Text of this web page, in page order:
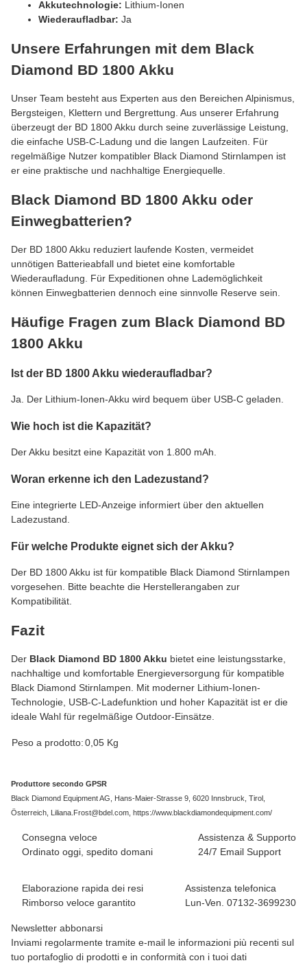
Akkutechnologie: Lithium-Ionen
Wiederaufladbar: Ja
Unsere Erfahrungen mit dem Black
Diamond BD 1800 Akku
Unser Team besteht aus Experten aus den Bereichen Alpinismus,
Bergsteigen, Klettern und Bergrettung. Aus unserer Erfahrung
überzeugt der BD 1800 Akku durch seine zuverlässige Leistung,
die einfache USB-C-Ladung und die langen Laufzeiten. Für
regelmäßige Nutzer kompatibler Black Diamond Stirnlampen ist
er eine praktische und nachhaltige Energiequelle.
Black Diamond BD 1800 Akku oder
Einwegbatterien?
Der BD 1800 Akku reduziert laufende Kosten, vermeidet
unnötigen Batterieabfall und bietet eine komfortable
Wiederaufladung. Für Expeditionen ohne Lademöglichkeit
können Einwegbatterien dennoch eine sinnvolle Reserve sein.
Häufige Fragen zum Black Diamond BD
1800 Akku
Ist der BD 1800 Akku wiederaufladbar?
Ja. Der Lithium-Ionen-Akku wird bequem über USB-C geladen.
Wie hoch ist die Kapazität?
Der Akku besitzt eine Kapazität von 1.800 mAh.
Woran erkenne ich den Ladezustand?
Eine integrierte LED-Anzeige informiert über den aktuellen
Ladezustand.
Für welche Produkte eignet sich der Akku?
Der BD 1800 Akku ist für kompatible Black Diamond Stirnlampen
vorgesehen. Bitte beachte die Herstellerangaben zur
Kompatibilität.
Fazit
Der Black Diamond BD 1800 Akku bietet eine leistungsstarke,
nachhaltige und komfortable Energieversorgung für kompatible
Black Diamond Stirnlampen. Mit moderner Lithium-Ionen-
Technologie, USB-C-Ladefunktion und hoher Kapazität ist er die
ideale Wahl für regelmäßige Outdoor-Einsätze.
#productDetails.itemInformation#
#productDetails.itemValue#
Peso a prodotto:0,05 Kg
Produttore secondo GPSR
Black Diamond Equipment AG, Hans-Maier-Strasse 9, 6020 Innsbruck, Tirol,
Österreich, Liliana.Frost@bdel.com, https://www.blackdiamondequipment.com/
Consegna veloce
Ordinato oggi, spedito domani
Assistenza & Supporto
24/7 Email Support
Elaborazione rapida dei resi
Rimborso veloce garantito
Assistenza telefonica
Lun-Ven. 07132-3699230
Newsletter abbonarsi
Inviami regolarmente tramite e-mail le informazioni più recenti sul
tuo portafoglio di prodotti e in conformità con i tuoi dati